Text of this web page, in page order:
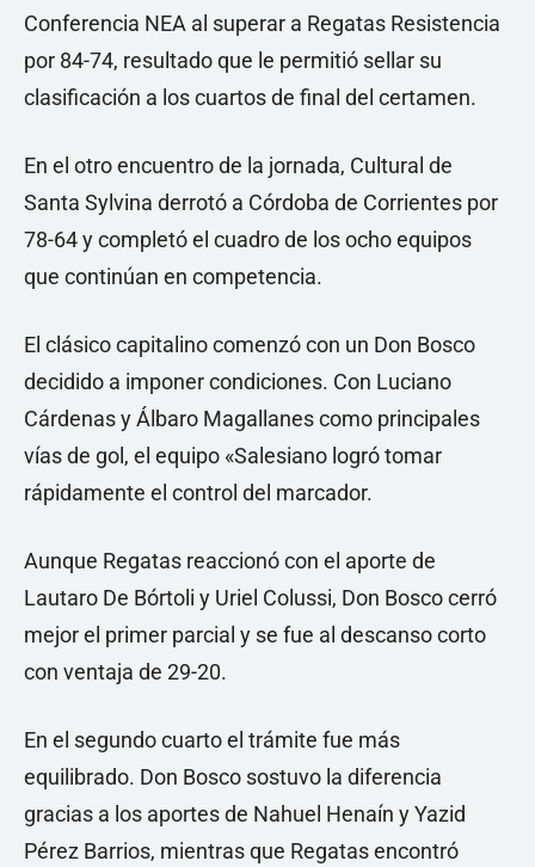
Conferencia NEA al superar a Regatas Resistencia
por 84-74, resultado que le permitió sellar su
clasificación a los cuartos de final del certamen.
En el otro encuentro de la jornada, Cultural de
Santa Sylvina derrotó a Córdoba de Corrientes por
78-64 y completó el cuadro de los ocho equipos
que continúan en competencia.
El clásico capitalino comenzó con un Don Bosco
decidido a imponer condiciones. Con Luciano
Cárdenas y Álbaro Magallanes como principales
vías de gol, el equipo «Salesiano logró tomar
rápidamente el control del marcador.
Aunque Regatas reaccionó con el aporte de
Lautaro De Bórtoli y Uriel Colussi, Don Bosco cerró
mejor el primer parcial y se fue al descanso corto
con ventaja de 29-20.
En el segundo cuarto el trámite fue más
equilibrado. Don Bosco sostuvo la diferencia
gracias a los aportes de Nahuel Henaín y Yazid
Pérez Barrios, mientras que Regatas encontró